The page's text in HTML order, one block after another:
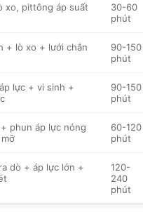
xo, pittông áp suất
30-60
phút
+ lò xo + lưới chắn
90-150
phút
lực + vi sinh +
90-150
phút
phun áp lực nóng
60-120
phút
dò + áp lực lớn +
120-
240
phút